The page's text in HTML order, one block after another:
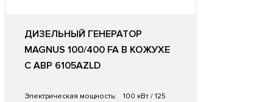
ДИЗЕЛЬНЫЙ ГЕНЕРАТОР
MAGNUS 100/400 FA В КОЖУХЕ
С АВР 6105AZLD
Электрическая мощность:
100 кВт / 125